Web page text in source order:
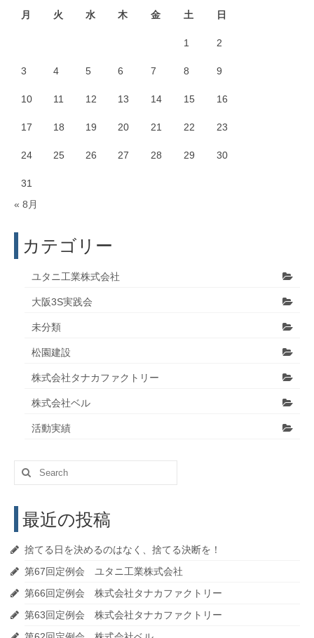
月
火 水 木 金 土 日
1 2
3 4 5 6 7 8 9
10 11 12 13 14 15 16
17 18 19 20 21 22 23
24 25 26 27 28 29 30
31
« 8月
カテゴリー
ユタニ工業株式会社
大阪3S実践会
未分類
松園建設
株式会社タナカファクトリー
株式会社ベル
活動実績
Search
for:
最近の投稿
捨てる日を決めるのはなく、捨てる決断を！
第67回定例会 ユタニ工業株式会社
第66回定例会 株式会社タナカファクトリー
第63回定例会 株式会社タナカファクトリー